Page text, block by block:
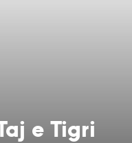
e Tigri